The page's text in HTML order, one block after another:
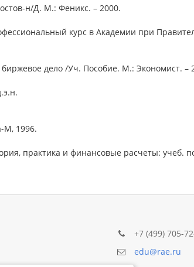
н/Д. М.: Феникс. – 2000.
курс в Академии при
дело /Уч. Пособие. М.: Экономист. –
М, 1996.
практика и финансовые расчеты: учеб.
+7 (499) 705-
edu@rae.ru